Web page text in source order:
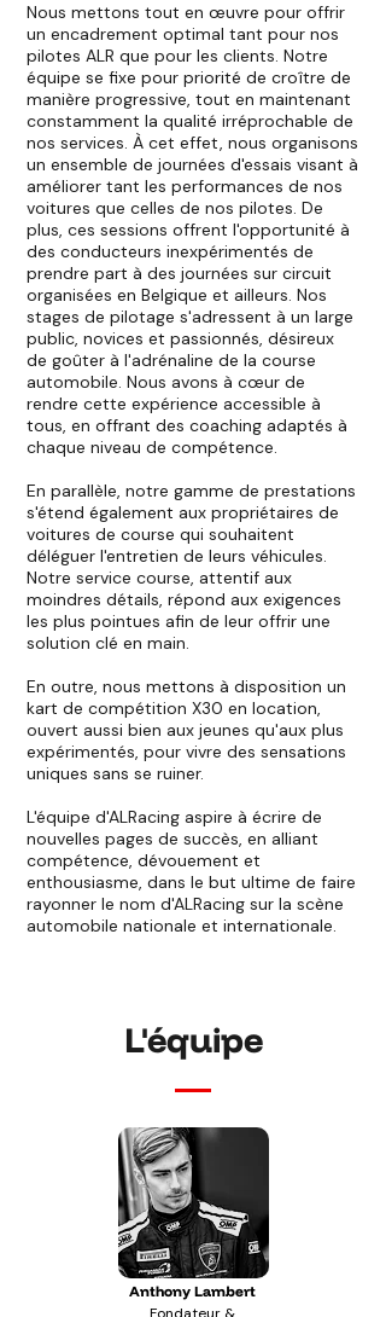
Nous mettons tout en œuvre pour offrir
un encadrement optimal tant pour nos
pilotes ALR que pour les clients. Notre
équipe se fixe pour priorité de croître de
manière progressive, tout en maintenant
constamment la qualité irréprochable de
nos services. À cet effet, nous organisons
un ensemble de journées d'essais visant à
améliorer tant les performances de nos
voitures que celles de nos pilotes. De
plus, ces sessions offrent l'opportunité à
des conducteurs inexpérimentés de
prendre part à des journées sur circuit
organisées en Belgique et ailleurs. Nos
stages de pilotage s'adressent à un large
public, novices et passionnés, désireux
de goûter à l'adrénaline de la course
automobile. Nous avons à cœur de
rendre cette expérience accessible à
tous, en offrant des coaching adaptés à
chaque niveau de compétence.
En parallèle, notre gamme de prestations
s'étend également aux propriétaires de
voitures de course qui souhaitent
déléguer l'entretien de leurs véhicules.
Notre service course, attentif aux
moindres détails, répond aux exigences
les plus pointues afin de leur offrir une
solution clé en main.
En outre, nous mettons à disposition un
kart de compétition X30 en location,
ouvert aussi bien aux jeunes qu'aux plus
expérimentés, pour vivre des sensations
uniques sans se ruiner.
L'équipe d'ALRacing aspire à écrire de
nouvelles pages de succès, en alliant
compétence, dévouement et
enthousiasme, dans le but ultime de faire
rayonner le nom d'ALRacing sur la scène
automobile nationale et internationale.
L'équipe
Anthony Lambert